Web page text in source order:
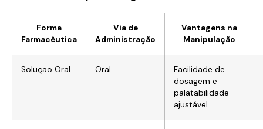
Forma
Farmacêutica
Via de
Administração
Vantagens na
Manipulação
Solução Oral Oral
Facilidade de
dosagem e
palatabilidade
ajustável